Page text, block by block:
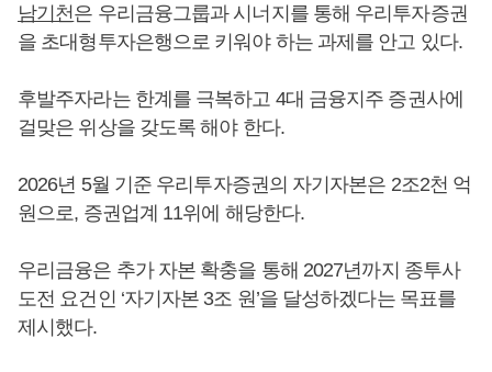
남기천은 우리금융그룹과 시너지를 통해 우리투자증권
을 초대형투자은행으로 키워야 하는 과제를 안고 있다.
후발주자라는 한계를 극복하고 4대 금융지주 증권사에
걸맞은 위상을 갖도록 해야 한다.
2026년 5월 기준 우리투자증권의 자기자본은 2조2천 억
원으로, 증권업계 11위에 해당한다.
우리금융은 추가 자본 확충을 통해 2027년까지 종투사
도전 요건인 ‘자기자본 3조 원’을 달성하겠다는 목표를
제시했다.